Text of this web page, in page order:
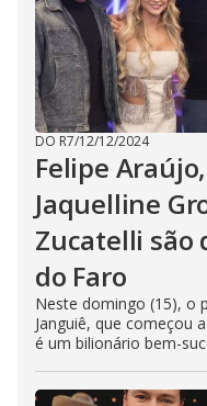
DO R7/12/12/2024
Felipe
Jaquelline
Zucatelli são
do Faro
Neste domingo (15), o
Janguiê, que começou
é um bilionário bem-